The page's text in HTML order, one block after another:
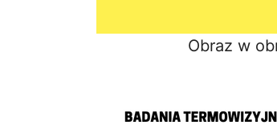
Obraz w